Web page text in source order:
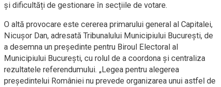
și dificultăți de gestionare în secțiile de votare.
O altă provocare este cererea primarului general al Capitalei,
Nicușor Dan, adresată Tribunalului Municipiului București, de
a desemna un președinte pentru Biroul Electoral al
Municipiului București, cu rolul de a coordona și centraliza
rezultatele referendumului. „Legea pentru alegerea
președintelui României nu prevede organizarea unui astfel de